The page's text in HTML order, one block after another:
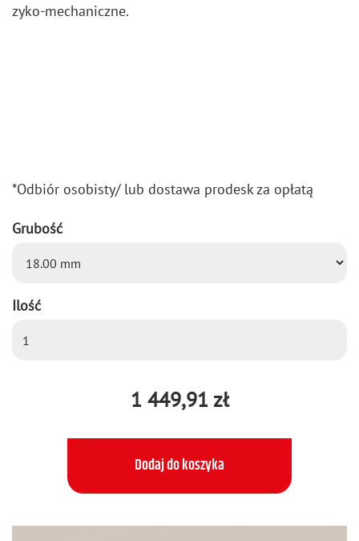
zy­ko-me­cha­nicz­ne.
*Od­biór oso­bi­sty/ lub do­sta­wa pro­desk za opła­tą
Grubość
Ilość
1 449,91 zł
Dodaj do koszyka